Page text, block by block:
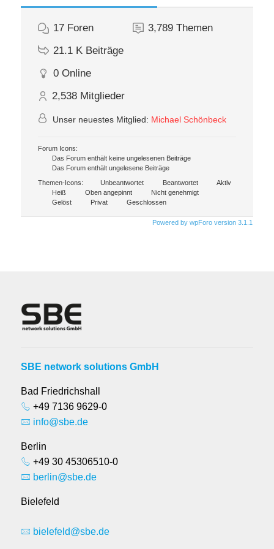
17 Foren 3,789 Themen
21.1 K Beiträge
0 Online
2,538 Mitglieder
Unser neuestes Mitglied: Michael Schönbeck
Forum Icons:
Das Forum enthält keine ungelesenen Beiträge
Das Forum enthält ungelesene Beiträge
Themen-Icons:
Unbeantwortet Beantwortet
Aktiv
Heiß
Oben angepinnt
Nicht genehmigt
Gelöst
Privat Geschlossen
Powered by wpForo version 3.1.1
SBE network solutions GmbH
Bad Friedrichshall
+49 7136 9629-0
info@sbe.de
Berlin
+49 30 45306510-0
berlin@sbe.de
Bielefeld
bielefeld@sbe.de